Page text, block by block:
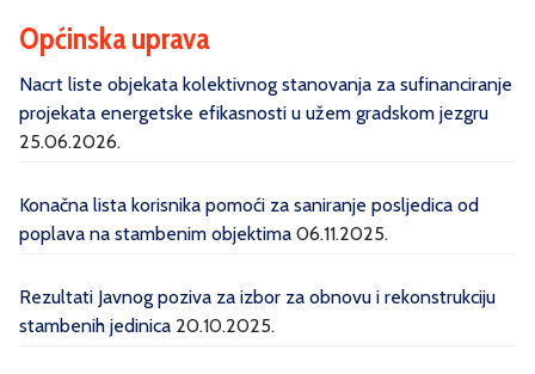
Općinska uprava
Nacrt liste objekata kolektivnog stanovanja za sufinanciranje
projekata energetske efikasnosti u užem gradskom jezgru
25.06.2026.
Konačna lista korisnika pomoći za saniranje posljedica od
poplava na stambenim objektima 06.11.2025.
Rezultati Javnog poziva za izbor za obnovu i rekonstrukciju
stambenih jedinica 20.10.2025.